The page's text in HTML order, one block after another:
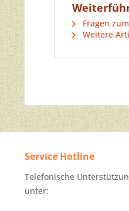
Fragen
Weitere
Service Hotline
Telefonische
unter: